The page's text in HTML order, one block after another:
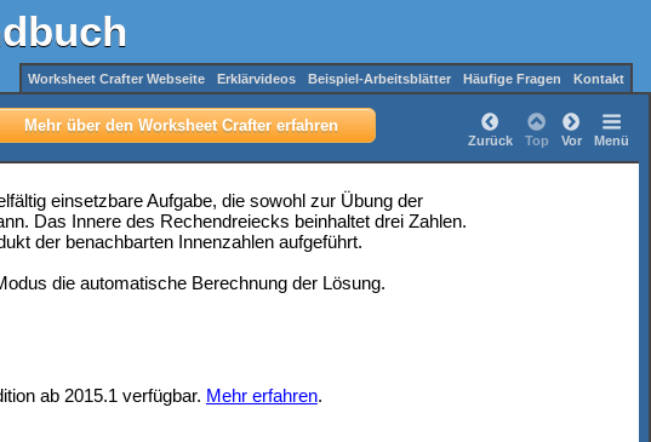
Worksheet Crafter Webseite Erklärvideos Beispiel-Arbeitsblätter Häufige Fragen Kontakt
Mehr über den Worksheet Crafter erfahren
Zurück Top Vor Menü
einsetzbare Aufgabe, die sowohl zur Übung der
Das Innere des Rechendreiecks beinhaltet drei Zahlen.
der benachbarten Innenzahlen aufgeführt.
die automatische Berechnung der Lösung.
ab 2015.1 verfügbar. Mehr erfahren.